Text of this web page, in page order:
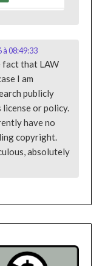
à 08:49:33
fact that LAW
I am
publicly
or policy.
have no
copyright.
absolutely